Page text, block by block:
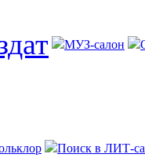
МУЗ-салон
Поиск в ЛИТ-